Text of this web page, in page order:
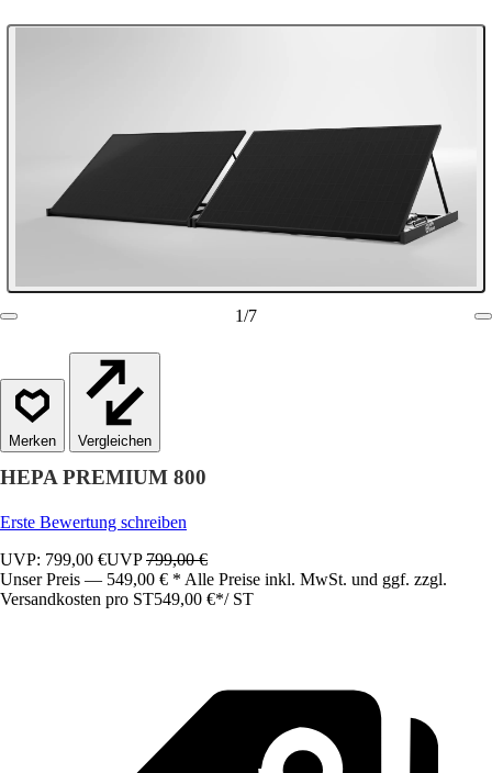
1/7
Vergleichen
HEPA PREMIUM 800
Erste Bewertung schreiben
UVP: 799,00 €UVP799,00 €
Unser Preis — 549,00 € * Alle Preise inkl. MwSt. und ggf. zzgl.
Versandkosten pro ST549,00 €*/ ST